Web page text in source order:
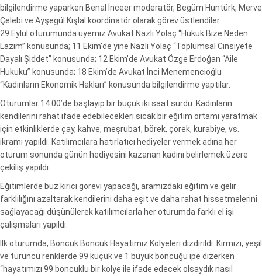
bilgilendirme yaparken Benal İnceer moderatör, Begüm Huntürk, Merve
Çelebi ve Ayşegül Kışlal koordinatör olarak görev üstlendiler.
29 Eylül oturumunda üyemiz Avukat Nazlı Yolaç “Hukuk Bize Neden
Lazım” konusunda; 11 Ekim’de yine Nazlı Yolaç “Toplumsal Cinsiyete
Dayalı Şiddet” konusunda; 12 Ekim’de Avukat Özge Erdoğan “Aile
Hukuku” konusunda; 18 Ekim’de Avukat İnci Menemencioğlu
“Kadınların Ekonomik Hakları” konusunda bilgilendirme yaptılar.
Oturumlar 14.00’de başlayıp bir buçuk iki saat sürdü. Kadınların
kendilerini rahat ifade edebilecekleri sıcak bir eğitim ortamı yaratmak
için etkinliklerde çay, kahve, meşrubat, börek, çörek, kurabiye, vs.
ikramı yapıldı. Katılımcılara hatırlatıcı hediyeler vermek adına her
oturum sonunda günün hediyesini kazanan kadını belirlemek üzere
çekiliş yapıldı.
Eğitimlerde buz kırıcı görevi yapacağı, aramızdaki eğitim ve gelir
farklılığını azaltarak kendilerini daha eşit ve daha rahat hissetmelerini
sağlayacağı düşünülerek katılımcılarla her oturumda farklı el işi
çalışmaları yapıldı.
İlk oturumda, Boncuk Boncuk Hayatımız Kolyeleri dizdirildi. Kırmızı, yeşil
ve turuncu renklerde 99 küçük ve 1 büyük boncuğu ipe dizerken
“hayatımızı 99 boncuklu bir kolye ile ifade edecek olsaydık nasıl